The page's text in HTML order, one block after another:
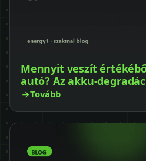
Mennyit veszít
autó? Az akku-
Tovább